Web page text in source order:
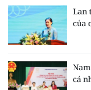
NHÂN DÂN CUỐI
NHÂN DÂN HẰNG
ĐỌC BÁO IN
Lan
của
cá